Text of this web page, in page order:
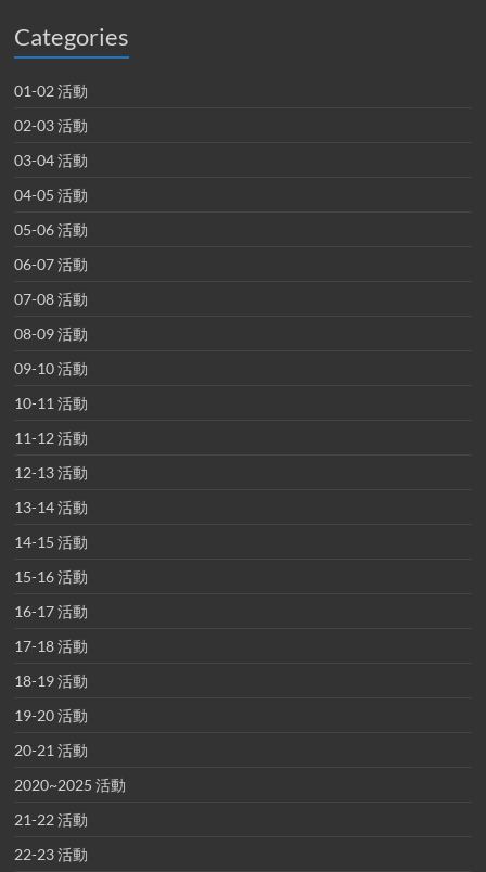
Categories
01-02 活動
02-03 活動
03-04 活動
04-05 活動
05-06 活動
06-07 活動
07-08 活動
08-09 活動
09-10 活動
10-11 活動
11-12 活動
12-13 活動
13-14 活動
14-15 活動
15-16 活動
16-17 活動
17-18 活動
18-19 活動
19-20 活動
20-21 活動
2020~2025 活動
21-22 活動
22-23 活動